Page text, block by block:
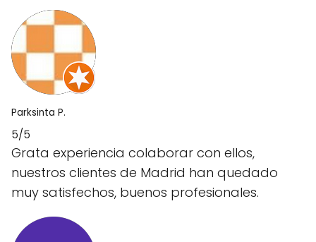
Parksinta P.
5/5
Grata experiencia colaborar con ellos,
nuestros clientes de Madrid han quedado
muy satisfechos, buenos profesionales.